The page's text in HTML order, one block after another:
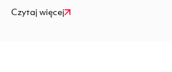
Czytaj więcej